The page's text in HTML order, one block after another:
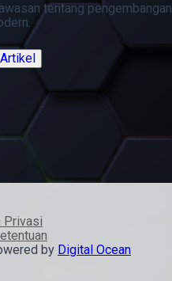
tentang pengembangan
Privasi
by Digital Ocean